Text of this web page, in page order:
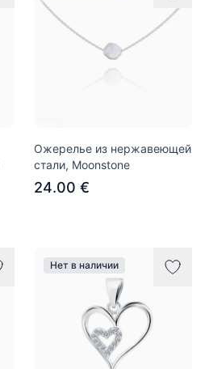
Ожерелье из нержавеющей
стали, Moonstone
24.00 €
Нет в наличии